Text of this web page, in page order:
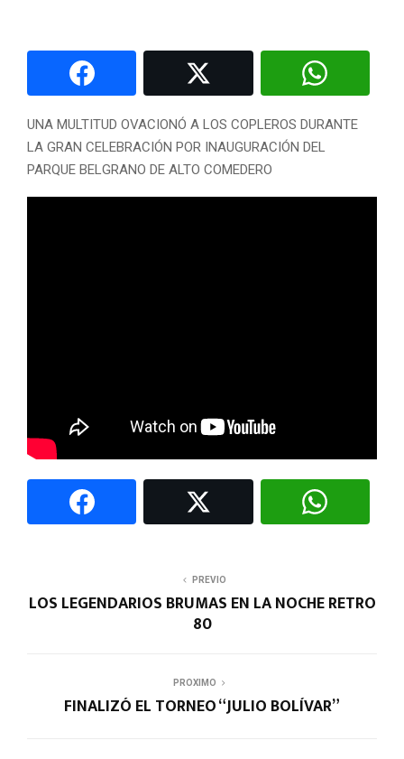
UNA MULTITUD OVACIONÓ A LOS COPLEROS DURANTE
LA GRAN CELEBRACIÓN POR INAUGURACIÓN DEL
PARQUE BELGRANO DE ALTO COMEDERO
PREVIO
LOS LEGENDARIOS BRUMAS EN LA NOCHE RETRO
80
PROXIMO
FINALIZÓ EL TORNEO “JULIO BOLÍVAR”